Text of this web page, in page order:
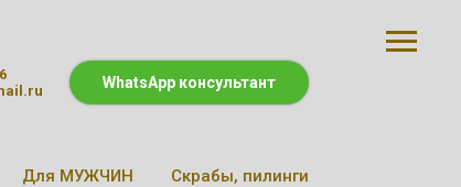
WhatsApp консультант
Для МУЖЧИН
Скрабы, пилинги